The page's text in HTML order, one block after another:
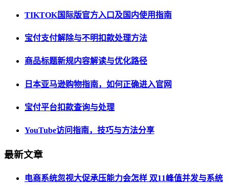
TIKTOK国际版官方入口及国内使用指南
宝付支付解除与不明扣款处理方法
商品标题新规内容解读与优化路径
日本亚马逊购物指南，如何正确进入官网
宝付平台扣款查询与处理
YouTube访问指南，技巧与方法分享
最新文章
电商系统忽视大促承压能力会怎样 双11峰值并发与系统